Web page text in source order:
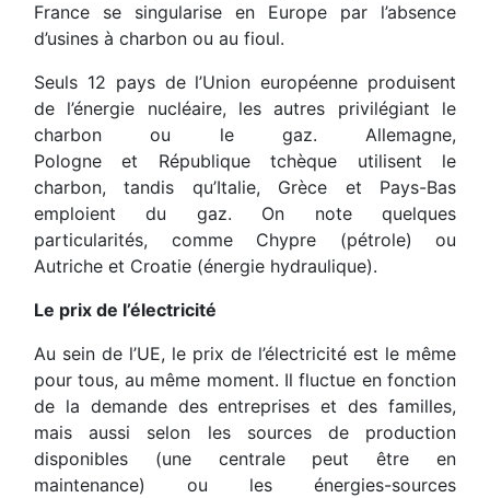
France se singularise en Europe par l’absence
d’usines à charbon ou au fioul.
Seuls 12 pays de l’Union européenne produisent
de l’énergie nucléaire, les autres privilégiant le
charbon ou le gaz. Allemagne,
Pologne et République tchèque utilisent le
charbon, tandis qu’Italie, Grèce et Pays-Bas
emploient du gaz. On note quelques
particularités, comme Chypre (pétrole) ou
Autriche et Croatie (énergie hydraulique).
Le prix de l’électricité
Au sein de l’UE, le prix de l’électricité est le même
pour tous, au même moment. Il fluctue en fonction
de la demande des entreprises et des familles,
mais aussi selon les sources de production
disponibles (une centrale peut être en
maintenance) ou les énergies-sources